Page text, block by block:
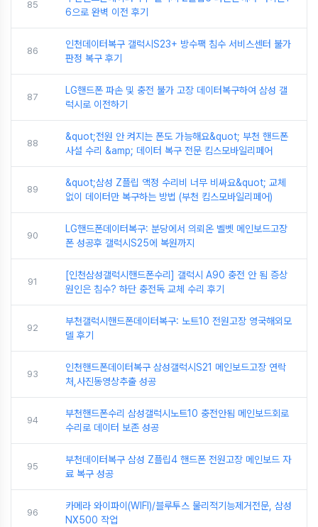
85
6으로 완벽 이전 후기
86
인천데이터복구 갤럭시S23+ 방수팩 침수 서비스센터 불가
판정 복구 후기
87
LG핸드폰 파손 및 충전 불가 고장 데이터복구하여 삼성 갤
럭시로 이전하기
88
&quot;전원 안 켜지는 폰도 가능해요&quot; 부천 핸드폰
사설 수리 &amp; 데이터 복구 전문 킴스모바일리페어
89
&quot;삼성 Z플립 액정 수리비 너무 비싸요&quot; 교체
없이 데이터만 복구하는 방법 (부천 킴스모바일리페어)
90
LG핸드폰데이터복구: 분당에서 의뢰온 벨벳 메인보드고장
폰 성공후 갤럭시S25에 복원까지
91
[인천삼성갤럭시핸드폰수리] 갤럭시 A90 충전 안 됨 증상
원인은 침수? 하단 충전독 교체 수리 후기
92
부천갤럭시핸드폰데이터복구: 노트10 전원고장 영국해외모
델 후기
93
인천핸드폰데이터복구 삼성갤럭시S21 메인보드고장 연락
처,사진동영상추출 성공
94
부천핸드폰수리 삼성갤럭시노트10 충전안됨 메인보드회로
수리로 데이터 보존 성공
95
부천데이터복구 삼성 Z플립4 핸드폰 전원고장 메인보드 자
료 복구 성공
96
카메라 와이파이(WIFI)/블루투스 물리적기능제거전문, 삼성
NX500 작업